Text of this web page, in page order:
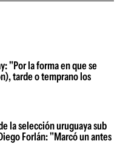
"Por la forma en que se
tarde o temprano los
la selección uruguaya sub
Forlán: "Marcó un antes